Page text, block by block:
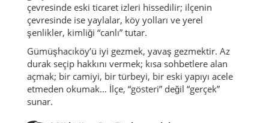
Gümüşhacıköy, Amasya’nın batı yönünde; merkezi
güçlü ama asıl derinliği köy ağında olan ilçelerinden
biridir. Burada hayat “fazla söze” ihtiyaç duymaz:
günün ritmi bellidir, emek görünür, komşuluk
gerçektir. Merkezde BedestenveSaat Kulesi
çevresinde eski ticaret izleri hissedilir; ilçenin
çevresinde ise yaylalar, köy yolları ve yerel
şenlikler, kimliği “canlı” tutar.